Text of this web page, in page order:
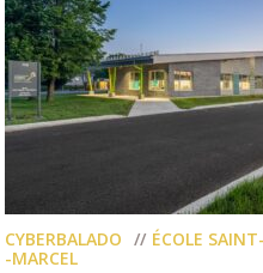
CYBERBALADO
ÉCOLE
-MARCEL